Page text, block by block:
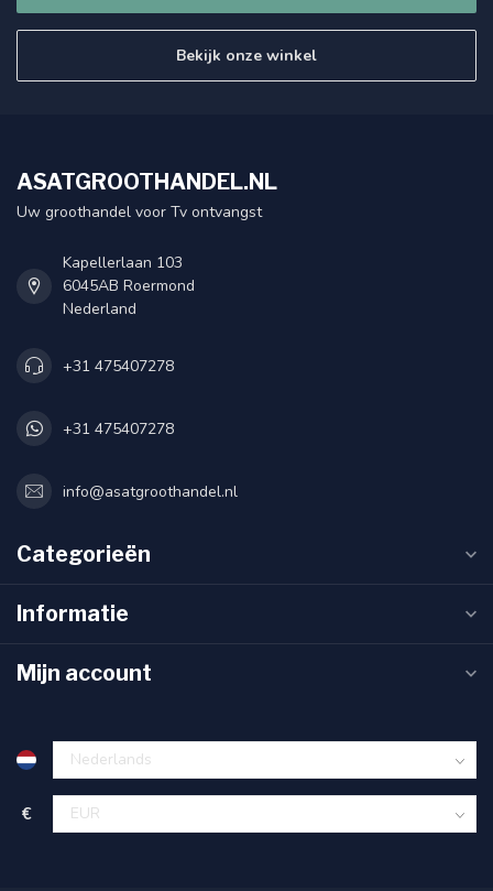
Bekijk onze winkel
ASATGROOTHANDEL.NL
Uw groothandel voor Tv ontvangst
Kapellerlaan 103
6045AB Roermond
Nederland
+31 475407278
+31 475407278
info@asatgroothandel.nl
Categorieën
Informatie
Mijn account
€